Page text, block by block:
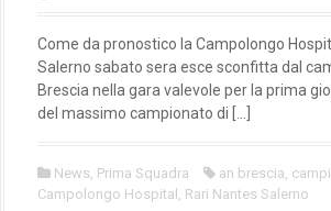
Come da pronostico la Campolongo
Salerno sabato sera esce sconfitta dal
Brescia nella gara valevole per la prima
del massimo campionato di […]
News Prima Squadra an brescia
Campolongo Hospital
Rari Nantes Salerno